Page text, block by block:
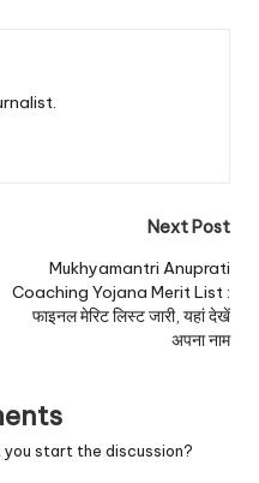
Next Post
Mukhyamantri Anuprati
Coaching Yojana Merit List :
फाइनल मेरिट लिस्ट जारी, यहां देखें
अपना नाम
you start the discussion?